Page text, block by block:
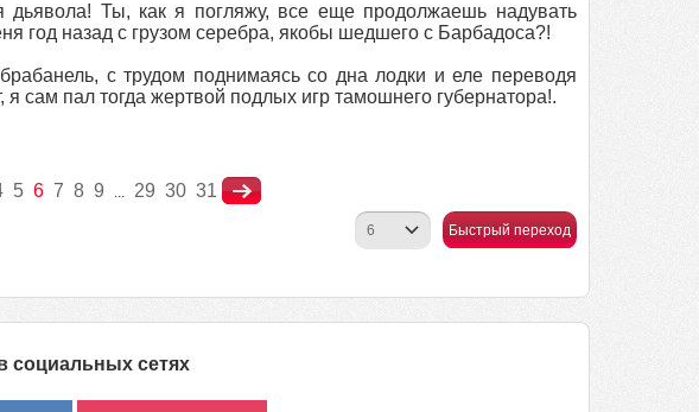
Ты, как я погляжу, все еще продолжаешь надувать
год назад с грузом серебра, якобы шедшего с Барбадоса?!
с трудом поднимаясь со дна лодки и еле переводя
сам пал тогда жертвой подлых игр тамошнего губернатора!.
5 6 7 8 9 ... 29 30 31
Быстрый переход
социальных сетях